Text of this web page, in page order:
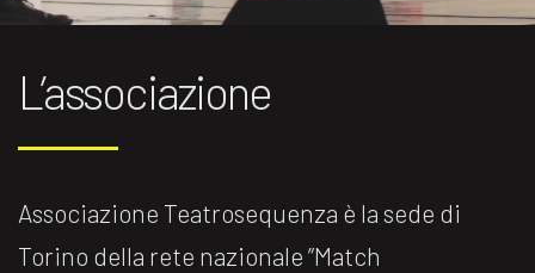
L’associazione
Associazione Teatrosequenza è la sede di
Torino della rete nazionale ”Match